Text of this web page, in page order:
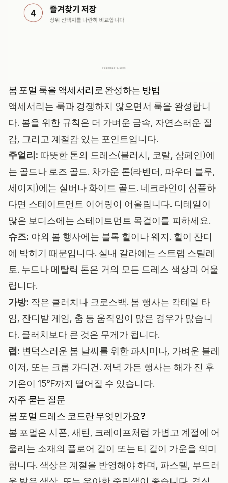
봄 포멀 룩을 액세서리로 완성하는 방법
액세서리는 룩과 경쟁하지 않으면서 룩을 완성합니
다. 봄을 위한 규칙은 더 가벼운 금속, 자연스러운 질
감, 그리고 계절감 있는 포인트입니다.
주얼리: 따뜻한 톤의 드레스(블러시, 코랄, 샴페인)에
는 골드나 로즈 골드. 차가운 톤(라벤더, 파우더 블루,
세이지)에는 실버나 화이트 골드. 네크라인이 심플하
다면 스테이트먼트 이어링이 어울립니다. 디테일이
많은 보디스에는 스테이트먼트 목걸이를 피하세요.
슈즈: 야외 봄 행사에는 블록 힐이나 웨지. 힐이 잔디
에 박히기 때문입니다. 실내 갈라에는 스트랩 스틸레
토. 누드나 메탈릭 톤은 거의 모든 드레스 색상과 어울
립니다.
가방: 작은 클러치나 크로스백. 봄 행사는 칵테일 타
임, 잔디밭 게임, 춤 등 움직임이 많은 경우가 많습니
다. 클러치보다 큰 것은 무게가 됩니다.
랩: 변덕스러운 봄 날씨를 위한 파시미나, 가벼운 블레
이저, 또는 크롭 가디건. 저녁 가든 행사는 해가 진 후
기온이 15°F까지 떨어질 수 있습니다.
자주 묻는 질문
봄 포멀 드레스 코드란 무엇인가요?
봄 포멀은 시폰, 새틴, 크레이프처럼 가볍고 계절에 어
울리는 소재의 플로어 길이 또는 티 길이 가운을 의미
합니다. 색상은 계절을 반영해야 하며, 파스텔, 부드러